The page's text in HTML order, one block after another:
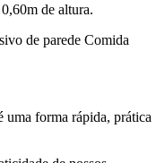
de altura.
de parede Comida
uma forma rápida, prática